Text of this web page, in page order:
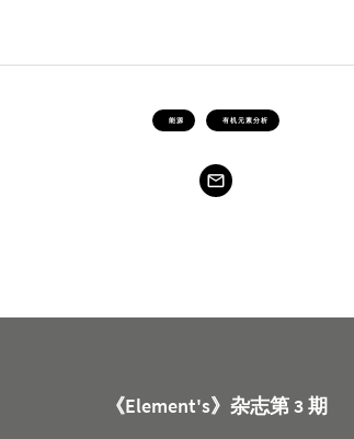
能源 有机元素分析
《Element's》杂志第 3 期